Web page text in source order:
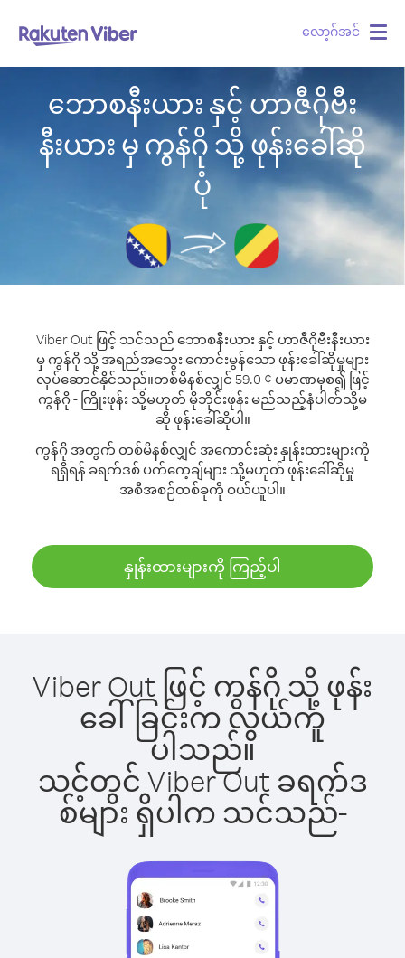
လော့ဂ်အင်
ဘောစနီးယား နှင့် ဟာဇီဂိုဗီး
နီးယား မှ ကွန်ဂို သို့ ဖုန်းခေါ်ဆို
ပုံ
Viber Out ဖြင့် သင်သည် ဘောစနီးယား နှင့် ဟာဇီဂိုဗီးနီးယား
မှ ကွန်ဂို သို့ အရည်အသွေး ကောင်းမွန်သော ဖုန်းခေါ်ဆိုမှုများ
လုပ်ဆောင်နိုင်သည်။တစ်မိနစ်လျှင် 59.0 ¢ ပမာဏမှစ၍ ဖြင့်
ကွန်ဂို - ကြိုးဖုန်း သို့မဟုတ် မိုဘိုင်းဖုန်း မည်သည့်နံပါတ်သို့မ
ဆို ဖုန်းခေါ်ဆိုပါ။
ကွန်ဂို အတွက် တစ်မိနစ်လျှင် အကောင်းဆုံး နှုန်းထားများကို
ရရှိရန် ခရက်ဒစ် ပက်ကေ့ချ်များ သို့မဟုတ် ဖုန်းခေါ်ဆိုမှု
အစီအစဉ်တစ်ခုကို ဝယ်ယူပါ။
နှုန်းထားများကို ကြည့်ပါ
Viber Out ဖြင့် ကွန်ဂို သို့ ဖုန်း
ခေါ်ခြင်းက လွယ်ကူ
ပါသည်။
သင့်တွင် Viber Out ခရက်ဒ
စ်များ ရှိပါက သင်သည်-